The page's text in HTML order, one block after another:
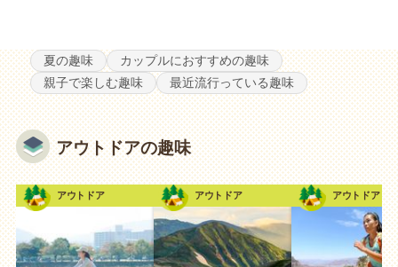
夏の趣味
カップルにおすすめの趣味
親子で楽しむ趣味
最近流行っている趣味
アウトドアの趣味
アウトドア アウトドア アウトドア